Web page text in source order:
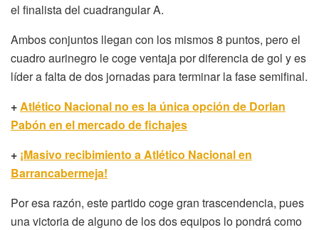
el finalista del cuadrangular A.
Ambos conjuntos llegan con los mismos 8 puntos, pero el
cuadro aurinegro le coge ventaja por diferencia de gol y es
líder a falta de dos jornadas para terminar la fase semifinal.
+Atlético Nacional no es la única opción de Dorlan
Pabón en el mercado de fichajes
+ ¡Masivo recibimiento a Atlético Nacional en
Barrancabermeja!
Por esa razón, este partido coge gran trascendencia, pues
una victoria de alguno de los dos equipos lo pondrá como